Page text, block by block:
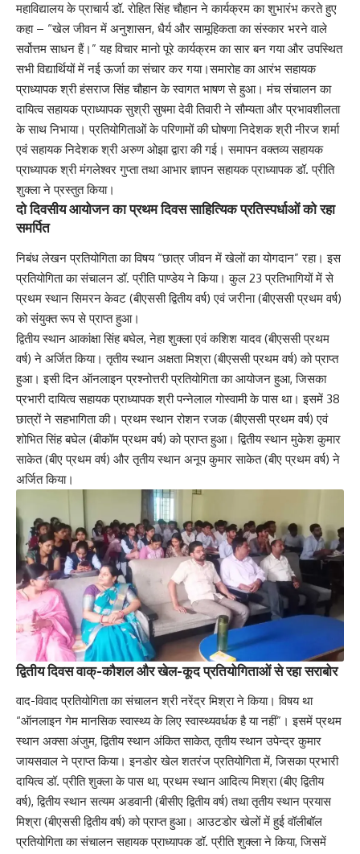
महाविद्यालय के प्राचार्य डॉ. रोहित सिंह चौहान ने कार्यक्रम का शुभारंभ करते हुए
कहा – “खेल जीवन में अनुशासन, धैर्य और सामूहिकता का संस्कार भरने वाले
सर्वोत्तम साधन हैं।” यह विचार मानो पूरे कार्यक्रम का सार बन गया और उपस्थित
सभी विद्यार्थियों में नई ऊर्जा का संचार कर गया।समारोह का आरंभ सहायक
प्राध्यापक श्री हंसराज सिंह चौहान के स्वागत भाषण से हुआ। मंच संचालन का
दायित्व सहायक प्राध्यापक सुश्री सुषमा देवी तिवारी ने सौम्यता और प्रभावशीलता
के साथ निभाया। प्रतियोगिताओं के परिणामों की घोषणा निदेशक श्री नीरज शर्मा
एवं सहायक निदेशक श्री अरुण ओझा द्वारा की गई। समापन वक्तव्य सहायक
प्राध्यापक श्री मंगलेश्वर गुप्ता तथा आभार ज्ञापन सहायक प्राध्यापक डॉ. प्रीति
शुक्ला ने प्रस्तुत किया।
दो दिवसीय आयोजन का प्रथम दिवस साहित्यिक प्रतिस्पर्धाओं को रहा
समर्पित
निबंध लेखन प्रतियोगिता का विषय “छात्र जीवन में खेलों का योगदान” रहा। इस
प्रतियोगिता का संचालन डॉ. प्रीति पाण्डेय ने किया। कुल 23 प्रतिभागियों में से
प्रथम स्थान सिमरन केवट (बीएससी द्वितीय वर्ष) एवं जरीना (बीएससी प्रथम वर्ष)
को संयुक्त रूप से प्राप्त हुआ।
द्वितीय स्थान आकांक्षा सिंह बघेल, नेहा शुक्ला एवं कशिश यादव (बीएससी प्रथम
वर्ष) ने अर्जित किया। तृतीय स्थान अक्षता मिश्रा (बीएससी प्रथम वर्ष) को प्राप्त
हुआ। इसी दिन ऑनलाइन प्रश्नोत्तरी प्रतियोगिता का आयोजन हुआ, जिसका
प्रभारी दायित्व सहायक प्राध्यापक श्री पन्नेलाल गोस्वामी के पास था। इसमें 38
छात्रों ने सहभागिता की। प्रथम स्थान रोशन रजक (बीएससी प्रथम वर्ष) एवं
शोभित सिंह बघेल (बीकॉम प्रथम वर्ष) को प्राप्त हुआ। द्वितीय स्थान मुकेश कुमार
साकेत (बीए प्रथम वर्ष) और तृतीय स्थान अनूप कुमार साकेत (बीए प्रथम वर्ष) ने
अर्जित किया।
द्वितीय दिवस वाक्-कौशल और खेल-कूद प्रतियोगिताओं से रहा सराबोर
वाद-विवाद प्रतियोगिता का संचालन श्री नरेंद्र मिश्रा ने किया। विषय था
“ऑनलाइन गेम मानसिक स्वास्थ्य के लिए स्वास्थ्यवर्धक है या नहीं”। इसमें प्रथम
स्थान अक्सा अंजुम, द्वितीय स्थान अंकित साकेत, तृतीय स्थान उपेन्द्र कुमार
जायसवाल ने प्राप्त किया। इनडोर खेल शतरंज प्रतियोगिता में, जिसका प्रभारी
दायित्व डॉ. प्रीति शुक्ला के पास था, प्रथम स्थान आदित्य मिश्रा (बीए द्वितीय
वर्ष), द्वितीय स्थान सत्यम अडवानी (बीसीए द्वितीय वर्ष) तथा तृतीय स्थान प्रयास
मिश्रा (बीएससी द्वितीय वर्ष) को प्राप्त हुआ। आउटडोर खेलों में हुई वॉलीबॉल
प्रतियोगिता का संचालन सहायक प्राध्यापक डॉ. प्रीति शुक्ला ने किया, जिसमें